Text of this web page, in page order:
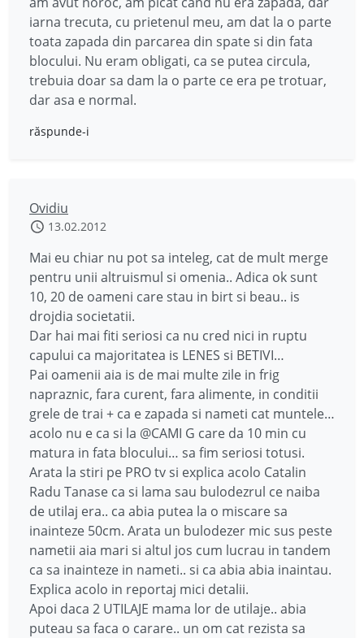
iarna trecuta, cu prietenul meu, am dat la o parte
toata zapada din parcarea din spate si din fata
blocului. Nu eram obligati, ca se putea circula,
trebuia doar sa dam la o parte ce era pe trotuar,
dar asa e normal.
răspunde-i
Ovidiu
13.02.2012
Mai eu chiar nu pot sa inteleg, cat de mult merge
pentru unii altruismul si omenia.. Adica ok sunt
10, 20 de oameni care stau in birt si beau.. is
drojdia societatii.
Dar hai mai fiti seriosi ca nu cred nici in ruptu
capului ca majoritatea is LENES si BETIVI…
Pai oamenii aia is de mai multe zile in frig
napraznic, fara curent, fara alimente, in conditii
grele de trai + ca e zapada si nameti cat muntele…
acolo nu e ca si la @CAMI G care da 10 min cu
matura in fata blocului… sa fim seriosi totusi.
Arata la stiri pe PRO tv si explica acolo Catalin
Radu Tanase ca si lama sau bulodezrul ce naiba
de utilaj era.. ca abia putea la o miscare sa
inainteze 50cm. Arata un bulodezer mic sus peste
nametii aia mari si altul jos cum lucrau in tandem
ca sa inainteze in nameti.. si ca abia abia inaintau.
Explica acolo in reportaj mici detalii.
Apoi daca 2 UTILAJE mama lor de utilaje.. abia
puteau sa faca o carare.. un om cat rezista sa